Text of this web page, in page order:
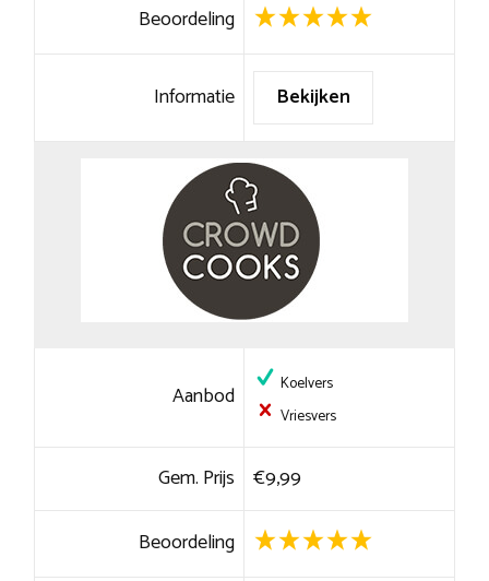
Beoordeling
Informatie Bekijken
Aanbod
Koelvers
Vriesvers
Gem. Prijs €9,99
Beoordeling